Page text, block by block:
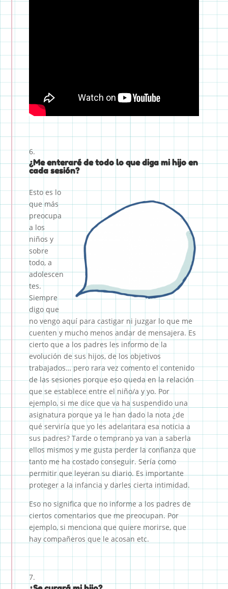
¿Me enteraré de todo lo que diga mi hijo en
cada sesión?
Esto es lo
que más
preocupa
a los
niños y
sobre
todo, a
adolescen
tes.
Siempre
digo que
no vengo aquí para castigar ni juzgar lo que me
cuenten y mucho menos andar de mensajera. Es
cierto que a los padres les informo de la
evolución de sus hijos, de los objetivos
trabajados… pero rara vez comento el contenido
de las sesiones porque eso queda en la relación
que se establece entre el niño/a y yo. Por
ejemplo, si me dice que va ha suspendido una
asignatura porque ya le han dado la nota ¿de
qué serviría que yo les adelantara esa noticia a
sus padres? Tarde o temprano ya van a saberla
ellos mismos y me gusta perder la confianza que
tanto me ha costado conseguir. Sería como
permitir que leyeran su diario. Es importante
proteger a la infancia y darles cierta intimidad.
Eso no significa que no informe a los padres de
ciertos comentarios que me preocupan. Por
ejemplo, si menciona que quiere morirse, que
hay compañeros que le acosan etc.